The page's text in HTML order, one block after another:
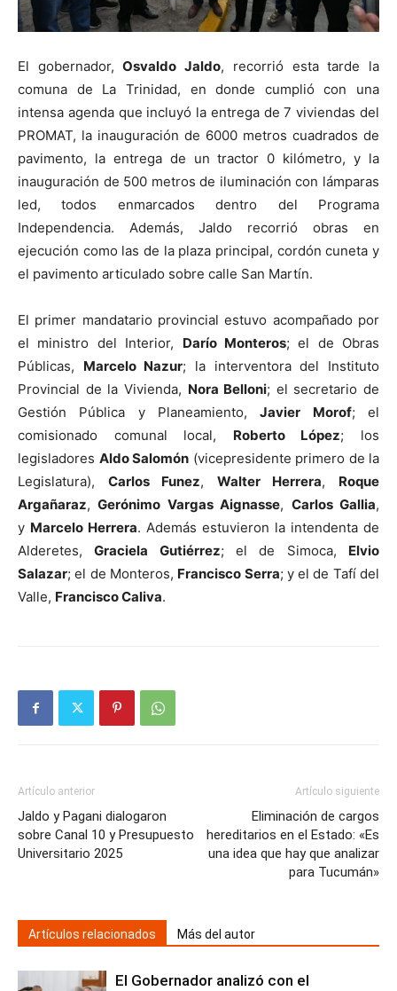
El gobernador,Osvaldo Jaldo, recorrió esta tarde la
comuna de La Trinidad, en donde cumplió con una
intensa agenda que incluyó la entrega de 7 viviendas del
PROMAT, la inauguración de 6000 metros cuadrados de
pavimento, la entrega de un tractor 0 kilómetro, y la
inauguración de 500 metros de iluminación con lámparas
led, todos enmarcados dentro del Programa
Independencia. Además, Jaldo recorrió obras en
ejecución como las de la plaza principal, cordón cuneta y
el pavimento articulado sobre calle San Martín.
El primer mandatario provincial estuvo acompañado por
el ministro del Interior, Darío Monteros; el de Obras
Públicas, Marcelo Nazur; la interventora del Instituto
Provincial de la Vivienda, Nora Belloni; el secretario de
Gestión Pública y Planeamiento,Javier Morof; el
comisionado comunal local, Roberto López; los
legisladores Aldo Salomón (vicepresidente primero de la
Legislatura), Carlos Funez, Walter Herrera, Roque
Argañaraz,Gerónimo Vargas Aignasse, Carlos Gallia,
y Marcelo Herrera. Además estuvieron la intendenta de
Alderetes,Graciela Gutiérrez; el de Simoca, Elvio
Salazar; el de Monteros, Francisco Serra; y el de Tafí del
Valle, Francisco Caliva.
Artículo anterior
Jaldo y Pagani dialogaron
sobre Canal 10 y Presupuesto
Universitario 2025
Artículo siguiente
Eliminación de cargos
hereditarios en el Estado: «Es
una idea que hay que analizar
para Tucumán»
Artículos relacionados Más del autor
El Gobernador analizó con el